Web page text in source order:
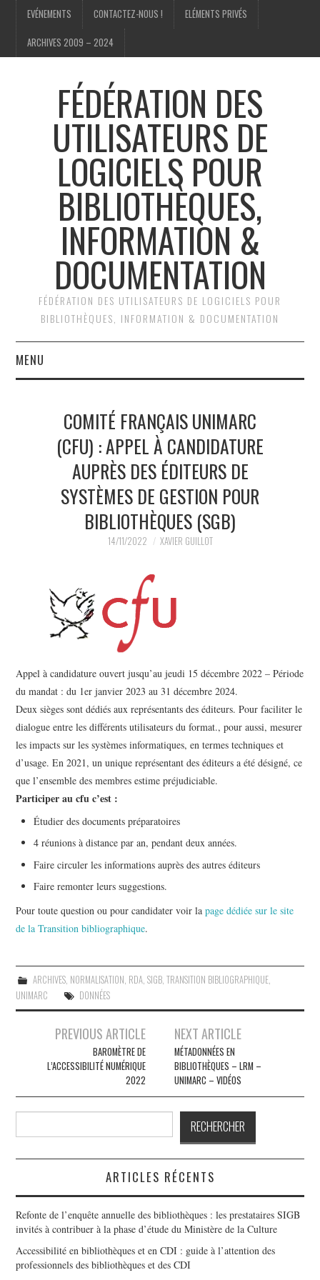
EVÉNEMENTS CONTACTEZ-NOUS ! ELÉMENTS PRIVÉS
ARCHIVES 2009 – 2024
FÉDÉRATION DES
UTILISATEURS DE
LOGICIELS POUR
BIBLIOTHÈQUES,
INFORMATION &
DOCUMENTATION
FÉDÉRATION DES UTILISATEURS DE LOGICIELS POUR
BIBLIOTHÈQUES, INFORMATION & DOCUMENTATION
MENU
QUI SOMMES-NOUS ?
ACTIVITÉS
JOURNÉES D’ÉTUDE
COMITÉ FRANÇAIS UNIMARC
(CFU) : APPEL À CANDIDATURE
AUPRÈS DES ÉDITEURS DE
SYSTÈMES DE GESTION POUR
BIBLIOTHÈQUES (SGB)
14/11/2022 XAVIER GUILLOT
Appel à candidature ouvert jusqu’au jeudi 15 décembre 2022 – Période
du mandat : du 1er janvier 2023 au 31 décembre 2024.
Deux sièges sont dédiés aux représentants des éditeurs. Pour faciliter le
dialogue entre les différents utilisateurs du format., pour aussi, mesurer
les impacts sur les systèmes informatiques, en termes techniques et
d’usage. En 2021, un unique représentant des éditeurs a été désigné, ce
que l’ensemble des membres estime préjudiciable.
Participer au cfu c’est :
Étudier des documents préparatoires
4 réunions à distance par an, pendant deux années.
Faire circuler les informations auprès des autres éditeurs
Faire remonter leurs suggestions.
Pour toute question ou pour candidater voir lapage dédiée sur le site
de la Transition bibliographique.
ARCHIVES, NORMALISATION RDA, SIGB, TRANSITION BIBLIOGRAPHIQUE,
UNIMARC
DONNÉES
Navigation
articles
PREVIOUS ARTICLE
BAROMÈTRE DE
L’ACCESSIBILITÉ NUMÉRIQUE
2022
NEXT ARTICLE
MÉTADONNÉES EN
BIBLIOTHÈQUES – LRM –
UNIMARC – VIDÉOS
RECHERCHER
ARTICLES RÉCENTS
Refonte de l’enquête annuelle des bibliothèques : les prestataires SIGB
invités à contribuer à la phase d’étude du Ministère de la Culture
Accessibilité en bibliothèques et en CDI : guide à l’attention des
professionnels des bibliothèques et des CDI